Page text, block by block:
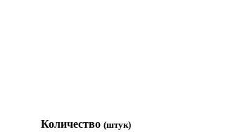
Количество (штук)